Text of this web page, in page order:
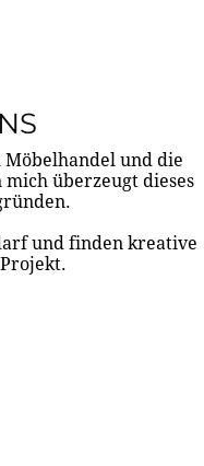
und die
überzeugt dieses
und finden kreative